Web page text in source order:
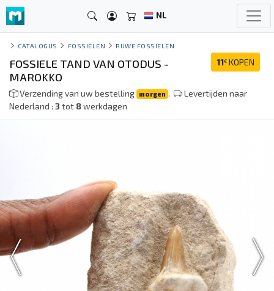
NL
CATALOGUS FOSSIELEN RUWE FOSSIELEN
11€ KOPEN
FOSSIELE TAND VAN OTODUS -
MAROKKO
Verzending van uw bestelling morgen .
Levertijden naar
Nederland : 3tot 8werkdagen